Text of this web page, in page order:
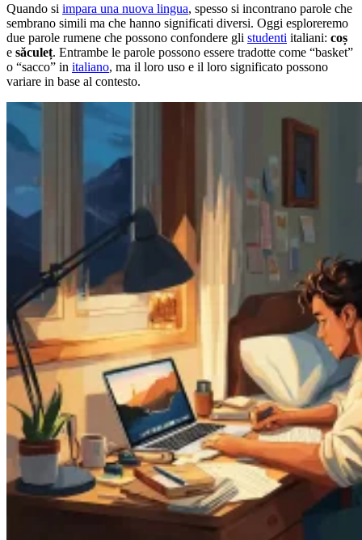
Quando si impara una nuova lingua, spesso si incontrano parole che
sembrano simili ma che hanno significati diversi. Oggi esploreremo
due parole rumene che possono confondere gli studenti italiani: coș
e săculeț. Entrambe le parole possono essere tradotte come “basket”
o “sacco” in italiano, ma il loro uso e il loro significato possono
variare in base al contesto.